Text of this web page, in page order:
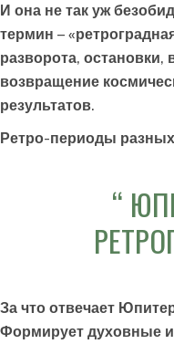
И она не так уж
термин –
разворота, остановки,
возвращение
результатов.
Ретро-периоды
За что отвечает
Формирует духовные